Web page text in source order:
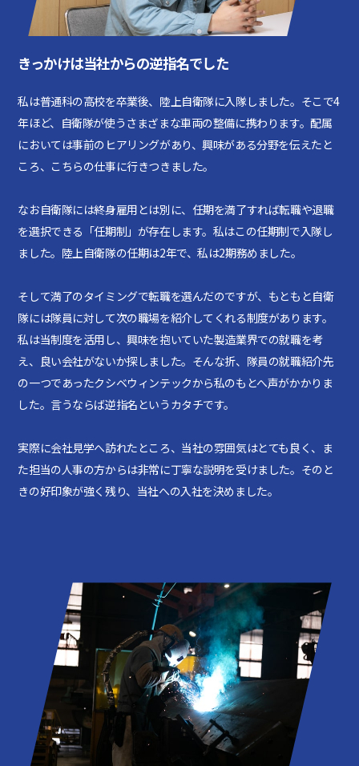
きっかけは当社からの逆指名でした
私は普通科の高校を卒業後、陸上自衛隊に入隊しました。そこで4
年ほど、自衛隊が使うさまざまな車両の整備に携わります。配属
においては事前のヒアリングがあり、興味がある分野を伝えたと
ころ、こちらの仕事に行きつきました。
なお自衛隊には終身雇用とは別に、任期を満了すれば転職や退職
を選択できる「任期制」が存在します。私はこの任期制で入隊し
ました。陸上自衛隊の任期は2年で、私は2期務めました。
そして満了のタイミングで転職を選んだのですが、もともと自衛
隊には隊員に対して次の職場を紹介してくれる制度があります。
私は当制度を活用し、興味を抱いていた製造業界での就職を考
え、良い会社がないか探しました。そんな折、隊員の就職紹介先
の一つであったクシベウィンテックから私のもとへ声がかかりま
した。言うならば逆指名というカタチです。
実際に会社見学へ訪れたところ、当社の雰囲気はとても良く、ま
た担当の人事の方からは非常に丁寧な説明を受けました。そのと
きの好印象が強く残り、当社への入社を決めました。